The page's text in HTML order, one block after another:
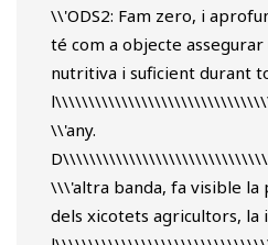
\\'ODS2: Fam zero, i
té com a objecte assegurar
nutritiva i suficient durant
\\'any.
\\\'altra banda, fa visible la
dels xicotets agricultors, la